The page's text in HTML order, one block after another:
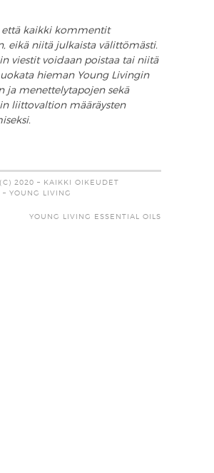
että kaikki kommentit
eikä niitä julkaista välittömästi.
viestit voidaan poistaa tai niitä
hieman Young Livingin
ja menettelytapojen sekä
liittovaltion määräysten
2020 – KAIKKI OIKEUDET
– YOUNG LIVING
YOUNG LIVING ESSENTIAL OILS